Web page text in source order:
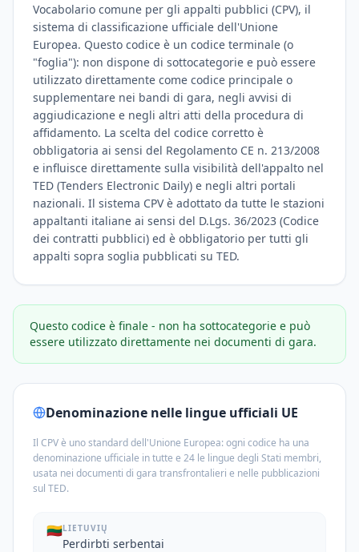
Vocabolario comune per gli appalti pubblici (CPV), il
sistema di classificazione ufficiale dell'Unione
Europea. Questo codice è un codice terminale (o
"foglia"): non dispone di sottocategorie e può essere
utilizzato direttamente come codice principale o
supplementare nei bandi di gara, negli avvisi di
aggiudicazione e negli altri atti della procedura di
affidamento. La scelta del codice corretto è
obbligatoria ai sensi del Regolamento CE n. 213/2008
e influisce direttamente sulla visibilità dell'appalto nel
TED (Tenders Electronic Daily) e negli altri portali
nazionali. Il sistema CPV è adottato da tutte le stazioni
appaltanti italiane ai sensi del D.Lgs. 36/2023 (Codice
dei contratti pubblici) ed è obbligatorio per tutti gli
appalti sopra soglia pubblicati su TED.
Questo codice è finale - non ha sottocategorie e può
essere utilizzato direttamente nei documenti di gara.
Denominazione nelle lingue ufficiali UE
Il CPV è uno standard dell'Unione Europea: ogni codice ha una
denominazione ufficiale in tutte e 24 le lingue degli Stati membri,
usata nei documenti di gara transfrontalieri e nelle pubblicazioni
sul TED.
🇱🇹LIETUVIŲ
Perdirbti serbentai